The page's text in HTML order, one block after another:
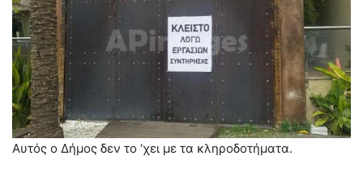
Αυτός ο Δήμος δεν το ‘χει με τα κληροδοτήματα.